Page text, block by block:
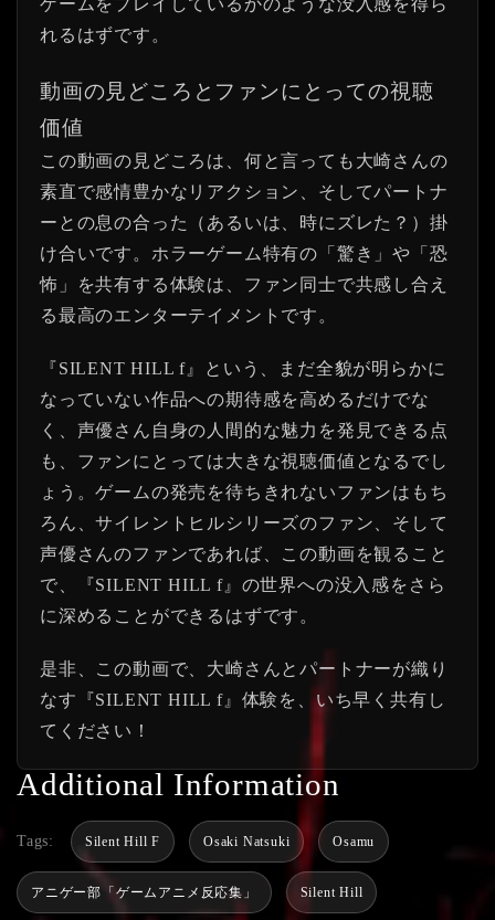
ゲームをプレイしているかのような没入感を得ら
れるはずです。
動画の見どころとファンにとっての視聴
価値
この動画の見どころは、何と言っても大崎さんの
素直で感情豊かなリアクション、そしてパートナ
ーとの息の合った（あるいは、時にズレた？）掛
け合いです。ホラーゲーム特有の「驚き」や「恐
怖」を共有する体験は、ファン同士で共感し合え
る最高のエンターテイメントです。
『SILENT HILL f』という、まだ全貌が明らかに
なっていない作品への期待感を高めるだけでな
く、声優さん自身の人間的な魅力を発見できる点
も、ファンにとっては大きな視聴価値となるでし
ょう。ゲームの発売を待ちきれないファンはもち
ろん、サイレントヒルシリーズのファン、そして
声優さんのファンであれば、この動画を観ること
で、『SILENT HILL f』の世界への没入感をさら
に深めることができるはずです。
是非、この動画で、大崎さんとパートナーが織り
なす『SILENT HILL f』体験を、いち早く共有し
てください！
Additional Information
Tags: Silent Hill F Osaki Natsuki Osamu
アニゲー部「ゲームアニメ反応集」 Silent Hill